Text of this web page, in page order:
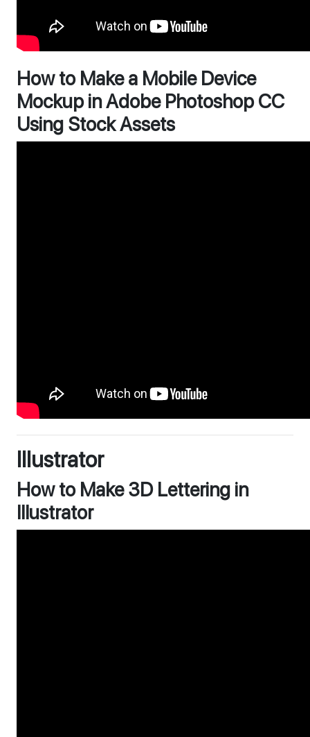
How to Make a Mobile Device
Mockup in Adobe Photoshop CC
Using Stock Assets
Illustrator
How to Make 3D Lettering in
Illustrator